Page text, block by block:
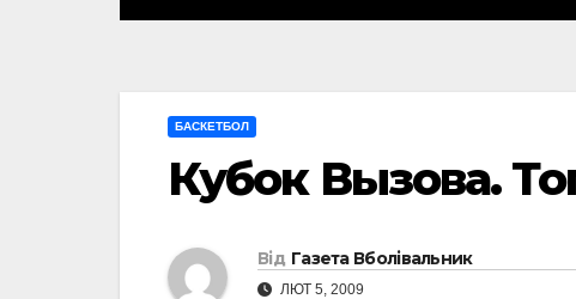
БАСКЕТБОЛ
Кубок Вызова.
Від Газета Вболівальник
ЛЮТ 5, 2009